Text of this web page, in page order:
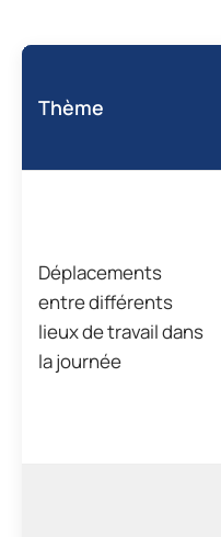
Thème
Déplacements
entre différents
lieux de travail dans
la journée